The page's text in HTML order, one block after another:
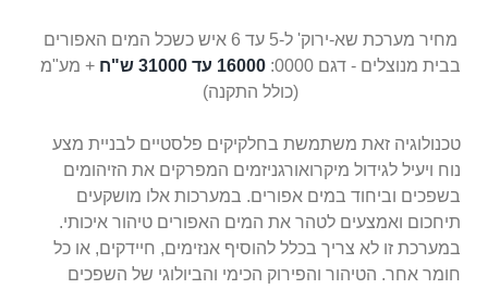
מחיר מערכת שא-ירוק' ל-5 עד 6 איש כשכל המים האפורים
בבית מנוצלים - דגם 0000:
16000 עד 31000 ש"ח
+ מע"מ
(כולל התקנה)
טכנולוגיה זאת משתמשת בחלקיקים פלסטיים לבניית מצע
נוח ויעיל לגידול מיקרואורגניזמים המפרקים את הזיהומים
בשפכים וביחוד במים אפורים. במערכות אלו מושקעים
תיחכום ואמצעים לטהר את המים האפורים טיהור איכותי.
במערכת זו לא צריך בכלל להוסיף אנזימים, חיידקים, או כל
חומר אחר. הטיהור והפירוק הכימי והביולוגי של השפכים